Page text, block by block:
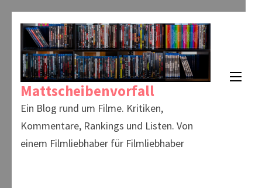
springen
(Enter
drücken)
Mattscheibenvorfall
Ein Blog rund um Filme. Kritiken,
Kommentare, Rankings und Listen. Von
einem Filmliebhaber für Filmliebhaber